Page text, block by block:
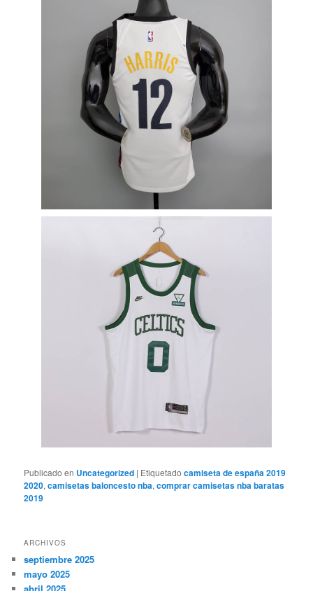
Publicado en Uncategorized | Etiquetado camiseta de españa 2019
2020,camisetas baloncesto nba,comprar camisetas nba baratas
2019
ARCHIVOS
septiembre 2025
mayo 2025